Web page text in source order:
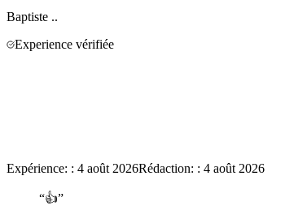
Baptiste ..
Experience vérifiée
Expérience: : 4 août 2026Rédaction: : 4 août 2026
“👍”